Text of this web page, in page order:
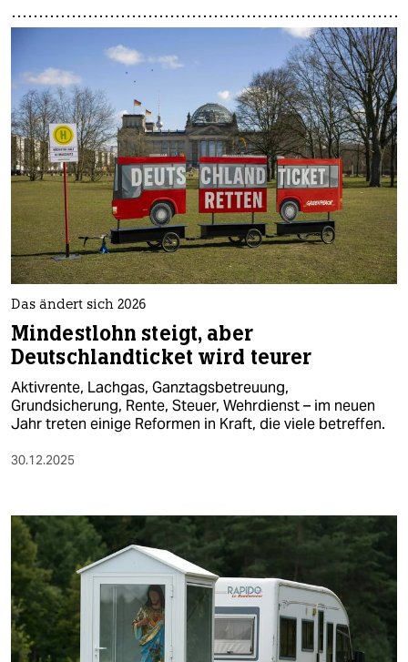
Das ändert sich 2026
Mindestlohn steigt, aber
Deutschlandticket wird teurer
Aktivrente, Lachgas, Ganztagsbetreuung,
Grundsicherung, Rente, Steuer, Wehrdienst – im neuen
Jahr treten einige Reformen in Kraft, die viele betreffen.
30.12.2025